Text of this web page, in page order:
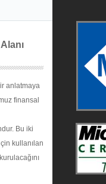
anlatmaya
finansal
Bu iki
kullanılan